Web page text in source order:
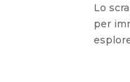
Lo
per